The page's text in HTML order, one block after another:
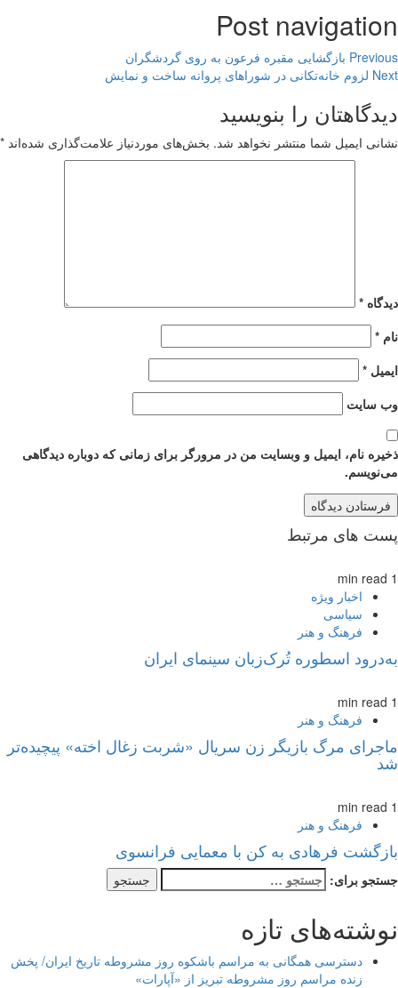
Post navigation
Previous بازگشایی مقبره فرعون به روی گردشگران
Next لزوم خانه‌تکانی در شوراهای پروانه ساخت و نمایش
دیدگاهتان را بنویسید
نشانی ایمیل شما منتشر نخواهد شد. بخش‌های موردنیاز علامت‌گذاری شده‌اند *
دیدگاه *
نام *
ایمیل *
وب‌ سایت
ذخیره نام، ایمیل و وبسایت من در مرورگر برای زمانی که دوباره دیدگاهی
می‌نویسم.
پست های مرتبط
1 min read
اخبار ویژه
سیاسی
فرهنگ و هنر
به‌درود اسطوره تُرک‌زبان سینمای ایران
1 min read
فرهنگ و هنر
ماجرای مرگ بازیگر زن سریال «شربت زغال اخته» پیچیده‌تر
شد
1 min read
فرهنگ و هنر
بازگشت فرهادی به کن با معمایی فرانسوی
جستجو برای:
نوشته‌های تازه
دسترسی همگانی به مراسم باشکوه روز مشروطه تاریخ ایران/ پخش
زنده مراسم روز مشروطه تبریز از «آپارات»